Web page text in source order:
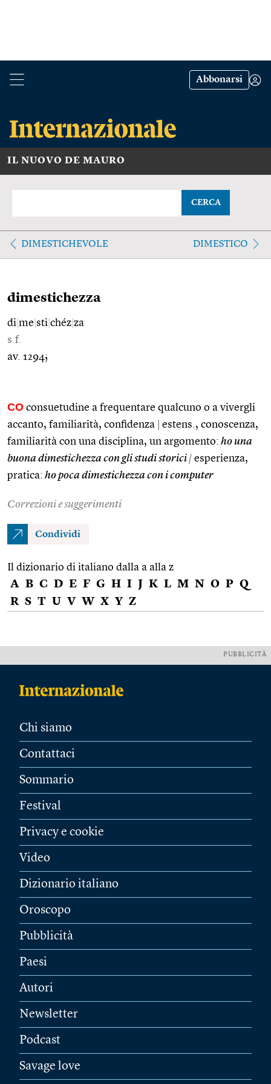
Abbonarsi
IL NUOVO DE MAURO
CERCA
DIMESTICHEVOLE DIMESTICO
dimestichezza
di me sti chéz za
s.f.
av. 1294;
CO consuetudine a frequentare qualcuno o a vivergli
accanto, familiarità, confidenza
estens., conoscenza,
familiarità con una disciplina, un argomento: ho una
buona dimestichezza con gli studi storici | esperienza,
pratica: ho poca dimestichezza con i computer
Correzioni e suggerimenti
Condividi
Il dizionario di italiano dalla a alla z
A B C D E F G H I J K L M N O P Q
R S T U V W X Y Z
PUBBLICITÀ
Chi siamo
Contattaci
Sommario
Festival
Privacy e cookie
Video
Dizionario italiano
Oroscopo
Pubblicità
Paesi
Autori
Newsletter
Podcast
Savage love